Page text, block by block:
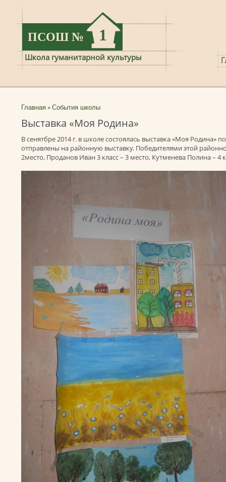
ПСОШ № 1
Школа гуманитарной культуры
Главная » События школы
Выставка «Моя Родина»
В сенятбре 2014 г. в школе состоялась выставка «Моя
отправлены на районную выставку. Победителями этой
2место, Проданов Иван 3 класс – 3 место, Кутменева Полина – 4